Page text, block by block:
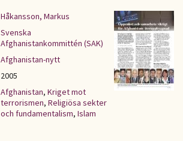
Håkansson, Markus
Svenska
Afghanistankommittén (SAK)
Afghanistan-nytt
2005
Afghanistan, Kriget mot
terrorismen, Religiösa sekter
och fundamentalism, Islam